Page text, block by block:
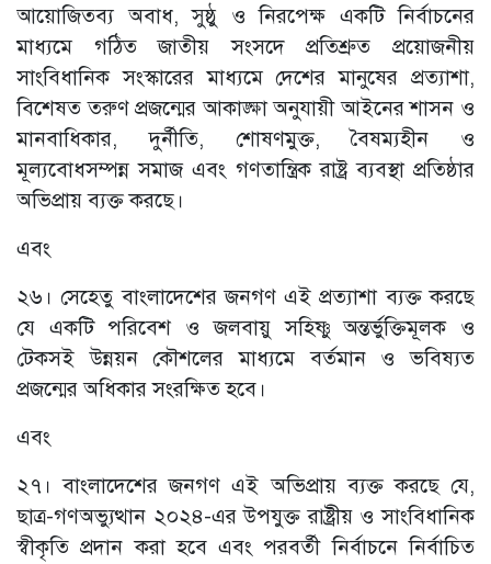
আয়োজিতব্য অবাধ, সুষ্ঠু ও নিরপেক্ষ একটি নির্বাচনের
মাধ্যমে গঠিত জাতীয় সংসদে প্রতিশ্রুত প্রয়োজনীয়
সাংবিধানিক সংস্কারের মাধ্যমে দেশের মানুষের প্রত্যাশা,
বিশেষত তরুণ প্রজন্মের আকাঙ্ক্ষা অনুযায়ী আইনের শাসন ও
মানবাধিকার, দুর্নীতি, শোষণমুক্ত, বৈষম্যহীন ও
মূল্যবোধসম্পন্ন সমাজ এবং গণতান্ত্রিক রাষ্ট্র ব্যবস্থা প্রতিষ্ঠার
অভিপ্রায় ব্যক্ত করছে।
এবং
২৬। সেহেতু বাংলাদেশের জনগণ এই প্রত্যাশা ব্যক্ত করছে
যে একটি পরিবেশ ও জলবায়ু সহিষ্ণু অন্তর্ভুক্তিমূলক ও
টেকসই উন্নয়ন কৌশলের মাধ্যমে বর্তমান ও ভবিষ্যত
প্রজন্মের অধিকার সংরক্ষিত হবে।
এবং
২৭। বাংলাদেশের জনগণ এই অভিপ্রায় ব্যক্ত করছে যে,
ছাত্র-গণঅভ্যুত্থান ২০২৪-এর উপযুক্ত রাষ্ট্রীয় ও সাংবিধানিক
স্বীকৃতি প্রদান করা হবে এবং পরবর্তী নির্বাচনে নির্বাচিত